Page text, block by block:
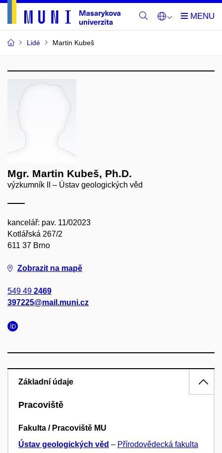
Lidé Martin Kubeš
Mgr. Martin Kubeš, Ph.D.
výzkumník II – Ústav geologických věd
kancelář: pav. 11/02023
Kotlářská 267/2
611 37 Brno
Zobrazit na mapě
549 49 2469
397225@mail.muni.cz
Základní údaje
Pracoviště
Fakulta / Pracoviště MU
Ústav geologických věd – Přírodovědecká fakulta